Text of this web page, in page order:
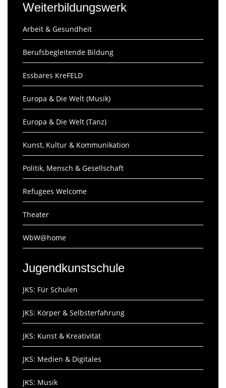
Weiterbildungswerk
Arbeit & Gesundheit
Berufsbegleitende Bildung
Essbares KreFELD
Europa & Die Welt (Musik)
Europa & Die Welt (Tanz)
Kunst, Kultur & Kommunikation
Politik, Mensch & Gesellschaft
Refugees Welcome
Theater
WbW@home
Jugendkunstschule
JKS: Für Schulen
JKS: Körper & Selbsterfahrung
JKS: Kunst & Kreativität
JKS: Medien & Digitales
JKS: Musik